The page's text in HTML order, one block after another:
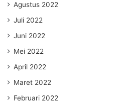
Agustus 2022
Juli 2022
Juni 2022
Mei 2022
April 2022
Maret 2022
Februari 2022